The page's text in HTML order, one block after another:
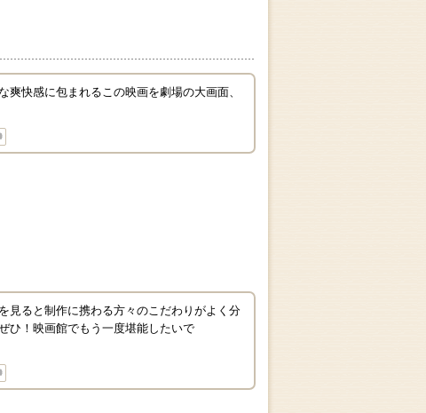
快感に包まれるこの映画を劇場の大画面、
見ると制作に携わる方々のこだわりがよく分
ひ！映画館でもう一度堪能したいで